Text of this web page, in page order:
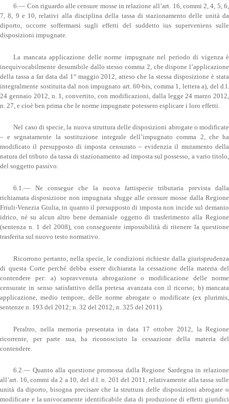
6.— Con riguardo alle censure mosse in relazione all’art. 16, commi 2, 4, 5, 6,
7, 8, 9 e 10, relativi alla disciplina della tassa di stazionamento delle unità da
diporto, occorre soffermarsi sugli effetti del suddetto ius superveniens sulle
disposizioni impugnate.
La mancata applicazione delle norme impugnate nel periodo di vigenza è
inequivocabilmente desumibile dallo stesso comma 2, che dispone l’applicazione
della tassa a far data dal 1° maggio 2012, atteso che la stessa disposizione è stata
integralmente sostituita dal non impugnato art. 60-bis, comma 1, lettera a), del d.l.
24 gennaio 2012, n. 1, convertito, con modificazioni, dalla legge 24 marzo 2012,
n. 27, e cioè ben prima che le norme impugnate potessero esplicare i loro effetti.
Nel caso di specie, la nuova struttura delle disposizioni abrogate o modificate
– e segnatamente la sostituzione integrale dell’impugnato comma 2, che ha
modificato il presupposto di imposta censurato – evidenzia il mutamento della
natura del tributo da tassa di stazionamento ad imposta sul possesso, a vario titolo,
del soggetto passivo.
6.1.— Ne consegue che la nuova fattispecie tributaria prevista dalla
richiamata disposizione non impugnata sfugge alle censure mosse dalla Regione
Friuli-Venezia Giulia, in quanto il presupposto di imposta non incide sul demanio
idrico, né su alcun altro bene demaniale oggetto di trasferimento alla Regione
(sentenza n. 1 del 2008), con conseguente impossibilità di ritenere la questione
trasferita sul nuovo testo normativo.
Ricorrono pertanto, nella specie, le condizioni richieste dalla giurisprudenza
di questa Corte perché debba essere dichiarata la cessazione della materia del
contendere per: a) sopravvenuta abrogazione o modificazione delle norme
censurate in senso satisfattivo della pretesa avanzata con il ricorso; b) mancata
applicazione, medio tempore, delle norme abrogate o modificate (ex plurimis,
sentenze n. 193 del 2012; n. 32 del 2012; n. 325 del 2011).
Peraltro, nella memoria presentata in data 17 ottobre 2012, la Regione
ricorrente, per parte sua, ha riconosciuto la cessazione della materia del
contendere.
6.2.— Quanto alla questione promossa dalla Regione Sardegna in relazione
all’art. 16, commi da 2 a 10, del d.l. n. 201 del 2011, relativamente alla tassa sulle
unità da diporto, bisogna precisare che la struttura delle disposizioni abrogate o
modificate e la univocamente identificabile data di produzione di effetti giuridici